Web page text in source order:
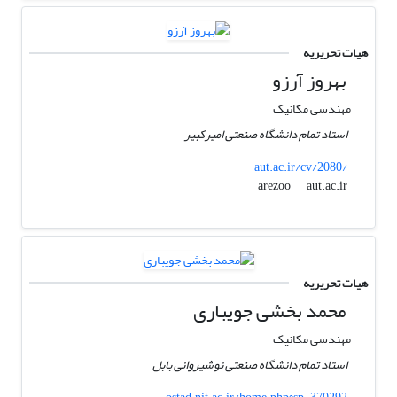
هیات تحریریه
بهروز آرزو
مهندسی مکانیک
استاد تمام دانشگاه صنعتی امیرکبیر
aut.ac.ir/cv/2080/
arezoo
aut.ac.ir
هیات تحریریه
محمد بخشی جویباری
مهندسی مکانیک
استاد تمام دانشگاه صنعتی نوشیروانی بابل